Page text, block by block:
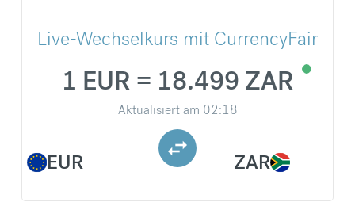
Live-Wechselkurs mit CurrencyFair
EUR
1 EUR = 18.499 ZAR
Aktualisiert am 02:18
ZAR